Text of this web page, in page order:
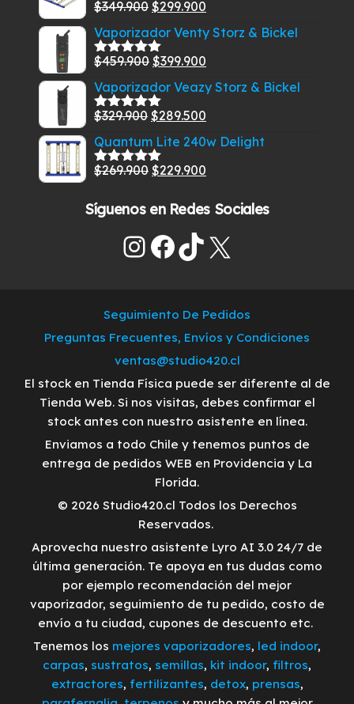
era:
$829.900.$789.900.
Valorado
5
$349.900 El
precio
original
era:
$349.900.
$299.900
precio
es:
$299.900.
Vaporizador Venty Storz & Bickel
Valorado
5
$459.900 El
precio
original
era:
$459.900.
$399.900
precio
es:
$399.900.
Vaporizador Veazy Storz & Bickel
Valorado
5
$329.900 El
precio
original
era:
$289.500
precio
es:
Quantum Lite 240w Delight
Valorado
5
$269.900 El
original
$269.900.
$229.900
actual
$229.900.
Síguenos en Redes Sociales
Instagram
Facebook
TikTok
X
Seguimiento De Pedidos
Preguntas Frecuentes, Envíos y Condiciones
ventas@studio420.cl
El stock en Tienda Física puede ser diferente al de
Tienda Web. Si nos visitas, debes confirmar el
stock antes con nuestro asistente en línea.
Enviamos a todo Chile y tenemos puntos de
entrega de pedidos WEB en Providencia y La
Florida.
© 2026 Studio420.cl Todos los Derechos
Reservados.
Aprovecha nuestro asistente Lyro AI 3.0 24/7 de
última generación. Te apoya en tus dudas como
por ejemplo recomendación del mejor
vaporizador, seguimiento de tu pedido, costo de
envío a tu ciudad, cupones de descuento etc.
Tenemos los mejores vaporizadores, led indoor,
carpas, sustratos, semillas, kit indoor, filtros,
extractores, fertilizantes, detox, prensas,